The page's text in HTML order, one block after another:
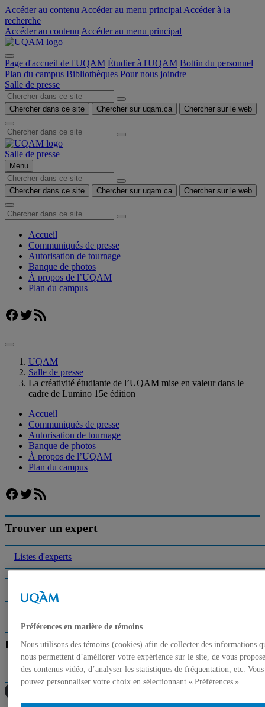
Accéder au contenu Accéder au menu principal Accéder à la
recherche
Accéder au contenu Accéder au menu principal
Page d'accueil de l'UQAM Étudier à l'UQAM Bottin du personnel
Plan du campus Bibliothèques Pour nous joindre
Salle de presse
Chercher dans ce site Chercher sur uqam.ca Chercher sur le web
Salle de presse
Menu
Chercher dans ce site Chercher sur uqam.ca Chercher sur le web
Accueil
Communiqués de presse
Autorisation de tournage
Banque de photos
À propos de l’UQAM
Plan du campus
Facebook
Twitter
Flux RSS
UQAM
Salle de presse
La créativité étudiante de l’UQAM mise en valeur dans le
cadre de Lumino 15e édition
Accueil
Communiqués de presse
Autorisation de tournage
Banque de photos
À propos de l’UQAM
Plan du campus
Facebook
Twitter
Flux RSS
Trouver un expert
Listes d'experts
Interventions médiatiques
Répertoire des professeurs
Préférences en matière de témoins
Nous utilisons des témoins (cookies) afin de collecter des informations
nous permettent d’améliorer votre expérience sur le site, de vous
des contenus vidéo, d’analyser les statistiques de fréquentation, etc. Vous
pouvez personnaliser votre choix en sélectionnant « Préférences ».